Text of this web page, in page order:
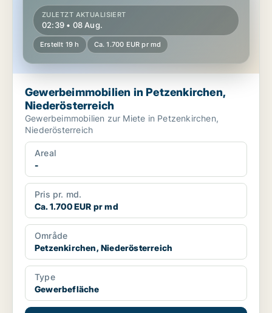
ZULETZT AKTUALISIERT
02:39 • 08 Aug.
Erstellt 19 h Ca. 1.700 EUR pr md
Gewerbeimmobilien in Petzenkirchen,
Niederösterreich
Gewerbeimmobilien zur Miete in Petzenkirchen,
Niederösterreich
Areal
-
Pris pr. md.
Ca. 1.700 EUR pr md
Område
Petzenkirchen, Niederösterreich
Type
Gewerbefläche